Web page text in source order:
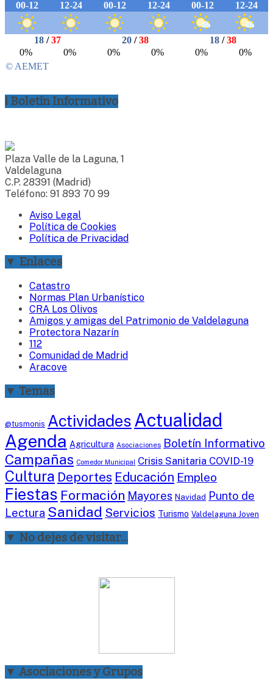
ℹ Boletín Informativo
Plaza Valle de la Laguna, 1
Valdelaguna
C.P. 28391 (Madrid)
Teléfono: 91 893 70 99
Aviso Legal
Política de Cookies
Política de Privacidad
▼ Enlaces
Catastro
Normas Plan Urbanístico
CRA Los Olivos
Amigos y amigas del Patrimonio de Valdelaguna
Protectora Nazarín
112
Comunidad de Madrid
Aracove
▼ Temas
@tusmonis ActividadesActualidad
Agenda Agricultura Asociaciones Boletín Informativo
Campañas Comedor Municipal Crisis Sanitaria COVID-19
Cultura Deportes Educación Empleo
Fiestas Formación Mayores Navidad Punto de
Lectura Sanidad Servicios Turismo Valdelaguna Joven
▼ No dejes de visitar…
▼ Asociaciones y Grupos